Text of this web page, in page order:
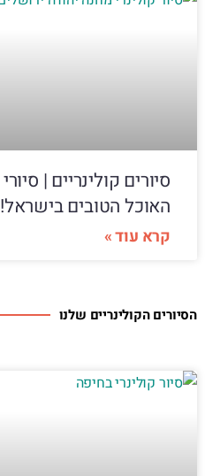
סיורים קולינריים | סיורי
האוכל הטובים בישראל!
קרא עוד »
הסיורים הקולינריים שלנו